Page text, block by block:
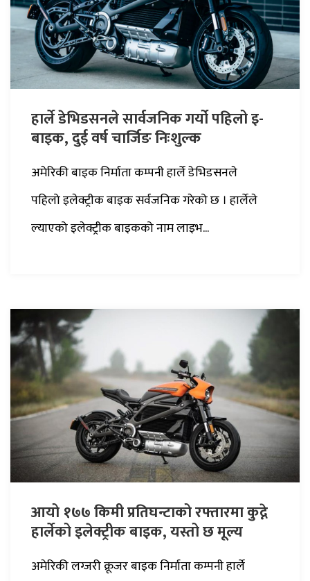
हार्ले डेभिडसनले सार्वजनिक गर्यो पहिलो इ-
बाइक, दुई वर्ष चार्जिङ निःशुल्क
अमेरिकी बाइक निर्माता कम्पनी हार्ले डेभिडसनले
पहिलो इलेक्ट्रीक बाइक सर्वजनिक गरेको छ । हार्लेले
ल्याएको इलेक्ट्रीक बाइकको नाम लाइभ...
आयो १७७ किमी प्रतिघन्टाको रफ्तारमा कुद्ने
हार्लेको इलेक्ट्रीक बाइक, यस्तो छ मूल्य
अमेरिकी लग्जरी क्रूजर बाइक निर्माता कम्पनी हार्ले